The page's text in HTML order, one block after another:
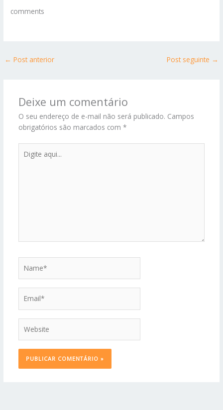
comments
← Post anterior Post seguinte →
Deixe um comentário
O seu endereço de e-mail não será publicado. Campos
obrigatórios são marcados com *
aqui...